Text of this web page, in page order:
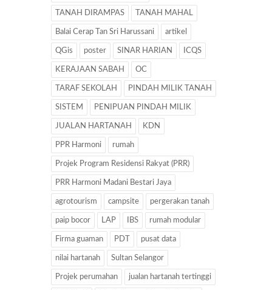
TANAH DIRAMPAS TANAH MAHAL
Balai Cerap Tan Sri Harussani artikel
QGis poster SINAR HARIAN ICQS
KERAJAAN SABAH OC
TARAF SEKOLAH PINDAH MILIK TANAH
SISTEM PENIPUAN PINDAH MILIK
JUALAN HARTANAH KDN
PPR Harmoni rumah
Projek Program Residensi Rakyat (PRR)
PRR Harmoni Madani Bestari Jaya
agrotourism campsite pergerakan tanah
paip bocor LAP IBS rumah modular
Firma guaman PDT pusat data
nilai hartanah Sultan Selangor
Projek perumahan jualan hartanah tertinggi